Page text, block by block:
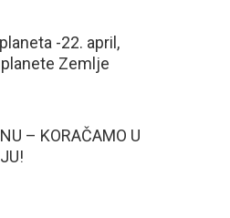
-22. april,
Zemlje
– KORAČAMO U